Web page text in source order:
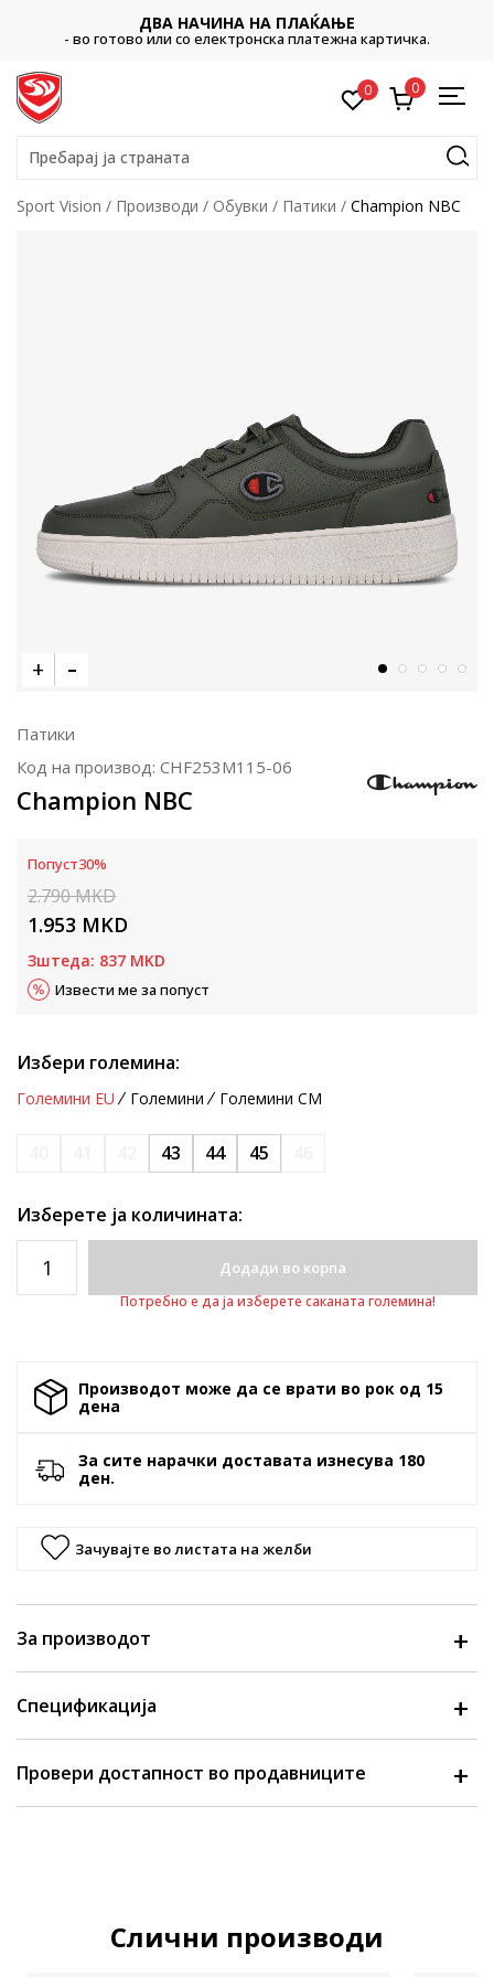
ДВА НАЧИНА НА ПЛАЌАЊЕ
- во готово или со електронска платежна картичка.
0 0
Пребарај ја страната
Sport Vision Производи Обувки Патики Champion NBC
Патики
Код на производ: CHF253M115-06
Champion NBC
Попуст30%
2.790MKD
1.953 MKD
Зштеда: 837 MKD
Извести ме за попуст
Избери големина:
Големини EU Големини Големини CM
43 44 45
Изберете ја количината:
Додади во корпа
Потребно е да ја изберете саканата големина!
Производот може да се врати во рок од 15
денa
За сите нарачки доставата изнесува 180
ден.
Зачувајте во листата на желби
За производот
Спецификација
Провери достапност во продавниците
Слични производи